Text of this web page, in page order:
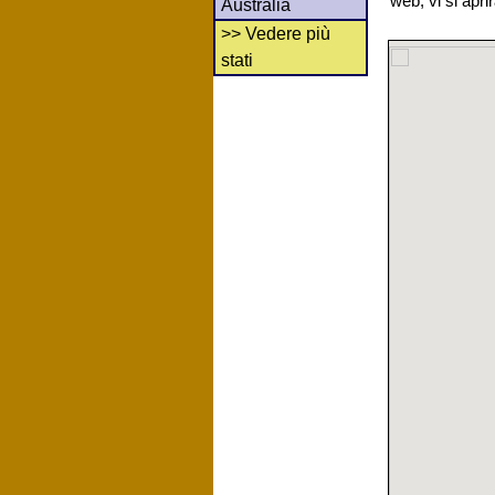
Australia
>> Vedere più
stati